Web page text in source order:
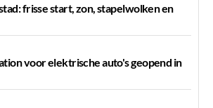
frisse start, zon, stapelwolken en
voor elektrische auto's geopend in